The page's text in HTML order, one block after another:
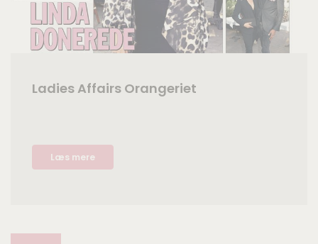
Ladies Affairs Orangeriet
Læs mere